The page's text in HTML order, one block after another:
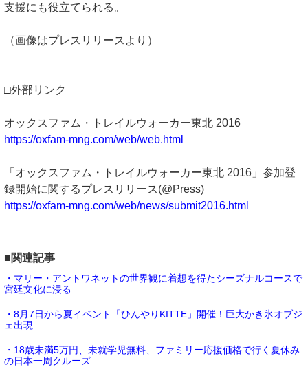
支援にも役立てられる。
（画像はプレスリリースより）
□外部リンク
オックスファム・トレイルウォーカー東北 2016
https://oxfam-mng.com/web/web.html
「オックスファム・トレイルウォーカー東北 2016」参加登
録開始に関するプレスリリース(@Press)
https://oxfam-mng.com/web/news/submit2016.html
■関連記事
・マリー・アントワネットの世界観に着想を得たシーズナルコースで
宮廷文化に浸る
・8月7日から夏イベント「ひんやりKITTE」開催！巨大かき氷オブジ
ェ出現
・18歳未満5万円、未就学児無料、ファミリー応援価格で行く夏休み
の日本一周クルーズ